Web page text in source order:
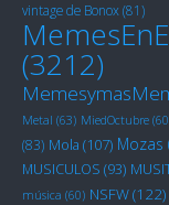
vintage de Bonox(81)
(3212)
Metal (63) MiedOctubre
(83) Mola (107) Mozas
MUSICULOS (93)
música (60) NSFW(122)